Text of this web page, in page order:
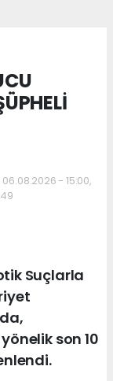
- 15:00,
Suçlarla
son 10